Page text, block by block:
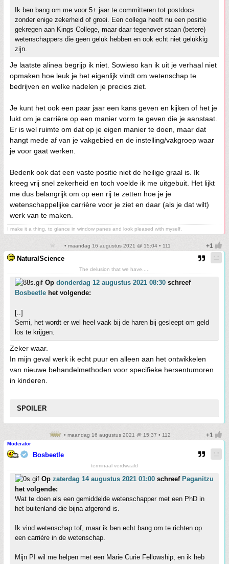
Ik ben bang om me voor 5+ jaar te committeren tot postdocs
zonder enige zekerheid of groei. Een collega heeft nu een positie
gekregen aan Kings College, maar daar tegenover staan (betere)
wetenschappers die geen geluk hebben en ook echt niet gelukkig
zijn.
Je laatste alinea begrijp ik niet. Sowieso kan ik uit je verhaal niet
opmaken hoe leuk je het eigenlijk vindt om wetenschap te
bedrijven en welke nadelen je precies ziet.
Je kunt het ook een paar jaar een kans geven en kijken of het je
lukt om je carrière op een manier vorm te geven die je aanstaat.
Er is wel ruimte om dat op je eigen manier te doen, maar dat
hangt mede af van je vakgebied en de instelling/vakgroep waar
je voor gaat werken.
Bedenk ook dat een vaste positie niet de heilige graal is. Ik
kreeg vrij snel zekerheid en toch voelde ik me uitgebuit. Het lijkt
me dus belangrijk om op een rij te zetten hoe je je
wetenschappelijke carrière voor je ziet en daar (als je dat wilt)
werk van te maken.
I make it a thing, to glance in window panes and look pleased with myself.
• maandag 16 augustus 2021 @ 15:04 • 111
NaturalScience
The delusion that we have.....
Op donderdag 12 augustus 2021 08:30 schreef
Bosbeetle het volgende:
[..]
Semi, het wordt er wel heel vaak bij de haren bij gesleept om geld
los te krijgen.
Zeker waar.
In mijn geval werk ik echt puur en alleen aan het ontwikkelen
van nieuwe behandelmethoden voor specifieke hersentumoren
in kinderen.
SPOILER
• maandag 16 augustus 2021 @ 15:37 • 112
Moderator
Bosbeetle
terminaal verdwaald
Op zaterdag 14 augustus 2021 01:00 schreef Paganitzu
het volgende:
Wat te doen als een gemiddelde wetenschapper met een PhD in
het buitenland die bijna afgerond is.
Ik vind wetenschap tof, maar ik ben echt bang om te richten op
een carrière in de wetenschap.
Mijn PI wil me helpen met een Marie Curie Fellowship, en ik heb